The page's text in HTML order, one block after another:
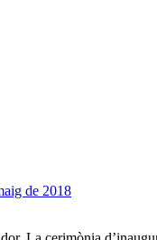
de 2018